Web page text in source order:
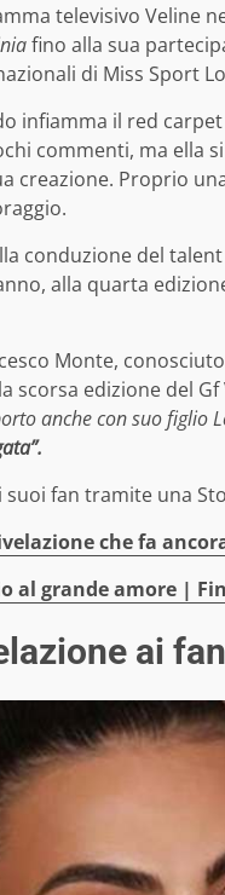
televisivo Veline
fino alla sua
di Miss Sport
infiamma il red
commenti, ma ella
creazione. Proprio
conduzione del
alla quarta
Monte,
scorsa edizione del
anche con suo figlio
fan tramite una
che fa
al grande amore |
ai fan